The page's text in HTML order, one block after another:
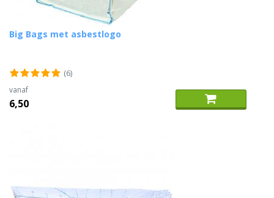
Big Bags met asbestlogo
(6)
vanaf
6,50